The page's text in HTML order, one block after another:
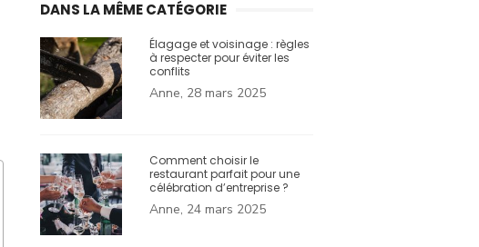
DANS LA MÊME CATÉGORIE
Élagage et voisinage : règles
à respecter pour éviter les
conflits
Anne, 28 mars 2025
Comment choisir le
restaurant parfait pour une
célébration d’entreprise ?
Anne, 24 mars 2025